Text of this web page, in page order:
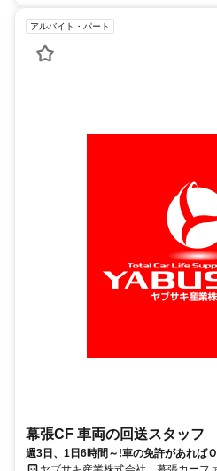
アルバイト・パート
幕張CF 車両の回送スタッフ
週3日、1日6時間～!車の免許があれば